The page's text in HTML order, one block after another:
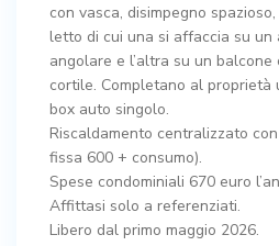
con vasca, disimpegno
letto di cui una si affaccia su un
angolare e l’altra su un
cortile. Completano al proprietà
box auto singolo.
Riscaldamento centralizzato
fissa 600 + consumo).
Spese condominiali 670 euro
Affittasi solo a referenziati.
Libero dal primo maggio 2026.